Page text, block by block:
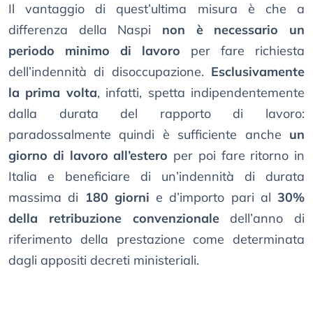
Il vantaggio di quest’ultima misura è che a
differenza della Naspi non è necessario un
periodo minimo di lavoro per fare richiesta
dell’indennità di disoccupazione. Esclusivamente
la prima volta, infatti, spetta indipendentemente
dalla durata del rapporto di lavoro:
paradossalmente quindi è sufficiente anche un
giorno di lavoro all’estero per poi fare ritorno in
Italia e beneficiare di un’indennità di durata
massima di 180 giorni e d’importo pari al 30%
della retribuzione convenzionaledell’anno di
riferimento della prestazione come determinata
dagli appositi decreti ministeriali.